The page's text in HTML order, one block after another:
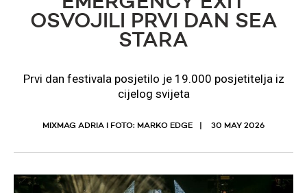
OSVOJILI PRVI DAN SEA
STARA
Prvi dan festivala posjetilo je 19.000 posjetitelja iz
cijelog svijeta
MIXMAG ADRIA I FOTO: MARKO EDGE 30 MAY 2026